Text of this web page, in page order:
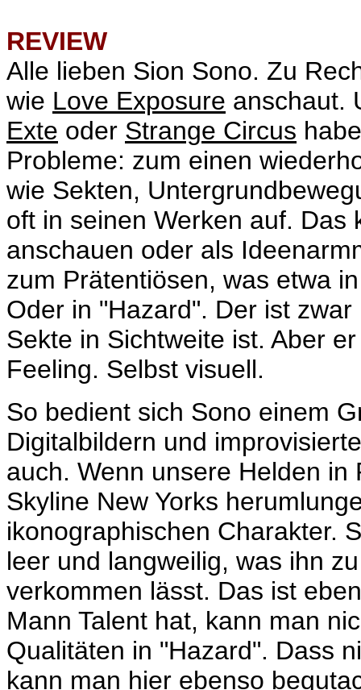
REVIEW
Alle lieben Sion Sono. Zu
wie Love Exposure anschaut.
Exte oder Strange Circus
Probleme: zum einen
wie Sekten,
oft in seinen Werken auf. Das
anschauen oder als
zum Prätentiösen, was etwa
Oder in "Hazard". Der ist
Sekte in Sichtweite ist. Aber
Feeling. Selbst visuell.
So bedient sich Sono einem
Digitalbildern und
auch. Wenn unsere Helden
Skyline New Yorks
ikonographischen Charakter.
leer und langweilig, was ihn
verkommen lässt. Das ist
Mann Talent hat, kann man
Qualitäten in "Hazard". Dass
kann man hier ebenso